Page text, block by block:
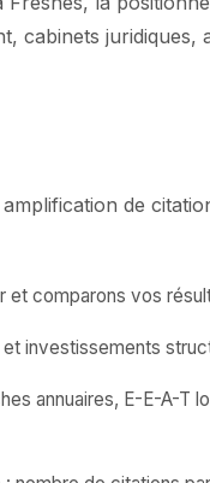
cabinets
de
comparons vos
investissements
annuaires, E-E-A-